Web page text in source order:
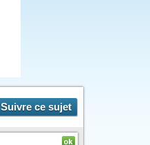
Suivre ce sujet